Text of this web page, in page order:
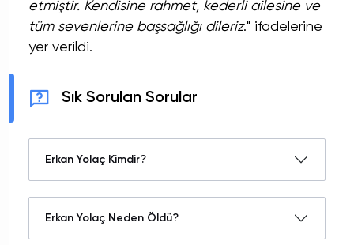
etmiştir. Kendisine rahmet, kederli ailesine ve
tüm sevenlerine başsağlığı dileriz." ifadelerine
yer verildi.
Sık Sorulan Sorular
Erkan Yolaç Kimdir?
Erkan Yolaç Neden Öldü?